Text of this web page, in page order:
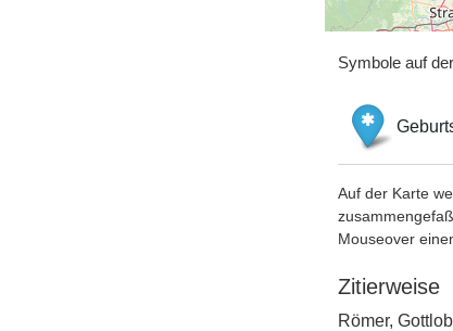
Symbole auf
Auf der Karte
Mouseover
Zitierweise
Römer,